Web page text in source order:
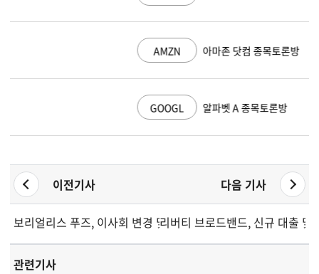
아마존 닷컴 종목토론방
알파벳 A 종목토론방
이전기사 다음 기사
보리얼리스 푸즈, 이사회 변경 및 신규 임명 발표
리버티 브로드밴드, 신규 대출 및
관련기사